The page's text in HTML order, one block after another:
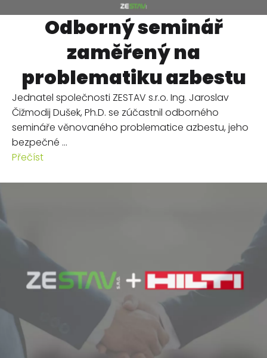
Odborný seminář
zaměřený na
problematiku azbestu
Jednatel společnosti ZESTAV s.r.o. Ing. Jaroslav
Čižmodij Dušek, Ph.D. se zúčastnil odborného
semináře věnovaného problematice azbestu, jeho
bezpečné ...
Přečíst